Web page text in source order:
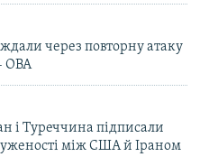
через повторну атаку
ОВА
і Туреччина підписали
між США й Іраном